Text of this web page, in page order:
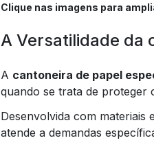
Clique nas imagens para
A Versatilidade da
A cantoneira de papel
quando se trata de proteger
Desenvolvida com materiais
atende a demandas